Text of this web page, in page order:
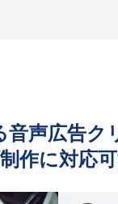
音声広告ク
作に対応